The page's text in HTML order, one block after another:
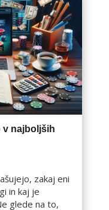
v najboljših
zakaj eni
in kaj je
glede na to,